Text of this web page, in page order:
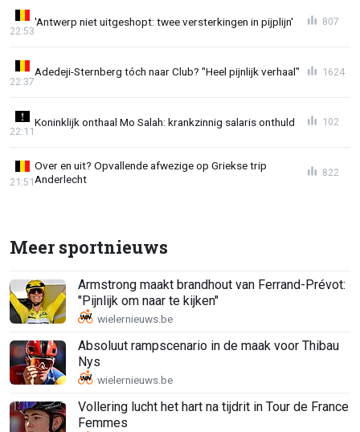
'Antwerp niet uitgeshopt: twee versterkingen in pijplijn'
22:53
807
Adedeji-Sternberg tóch naar Club? "Heel pijnlijk verhaal"
22:37
1624
Koninklijk onthaal Mo Salah: krankzinnig salaris onthuld
22:11
102
Over en uit? Opvallende afwezige op Griekse trip
Anderlecht
21:51
822
Meer sportnieuws
Armstrong maakt brandhout van Ferrand-Prévot:
"Pijnlijk om naar te kijken"
Absoluut rampscenario in de maak voor Thibau
Nys
Vollering lucht het hart na tijdrit in Tour de France
Femmes